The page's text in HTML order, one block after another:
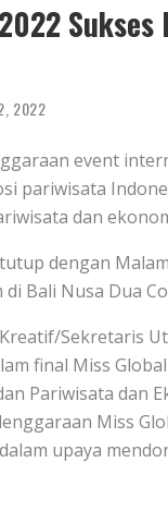
Sukses
2022
event
pariwisata
dan
dengan
Bali Nusa Dua
Sekretaris
final Miss
Pariwisata dan
Miss
upaya